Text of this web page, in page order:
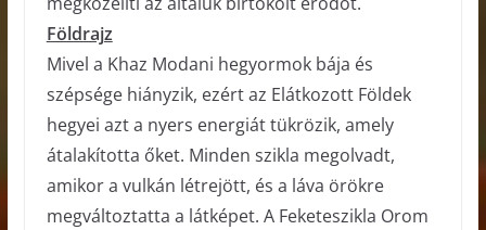
Földrajz
Mivel a Khaz Modani hegyormok bája és
szépsége hiányzik, ezért az Elátkozott Földek
hegyei azt a nyers energiát tükrözik, amely
átalakította őket. Minden szikla megolvadt,
amikor a vulkán létrejött, és a láva örökre
megváltoztatta a látképet. A Feketeszikla Orom